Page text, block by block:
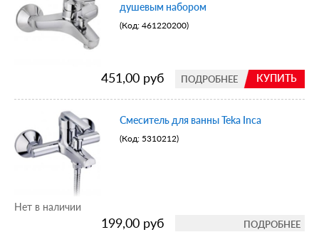
душевым набором
(Код: 461220200)
КУПИТЬ
ПОДРОБНЕЕ
451,00 руб
Смеситель для ванны Teka Inca
(Код: 5310212)
Нет в наличии
ПОДРОБНЕЕ
199,00 руб